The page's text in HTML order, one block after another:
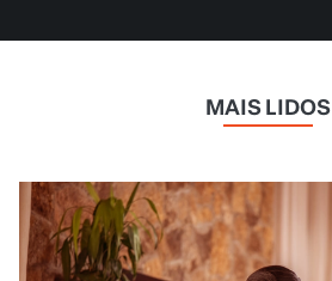
MAIS LIDOS